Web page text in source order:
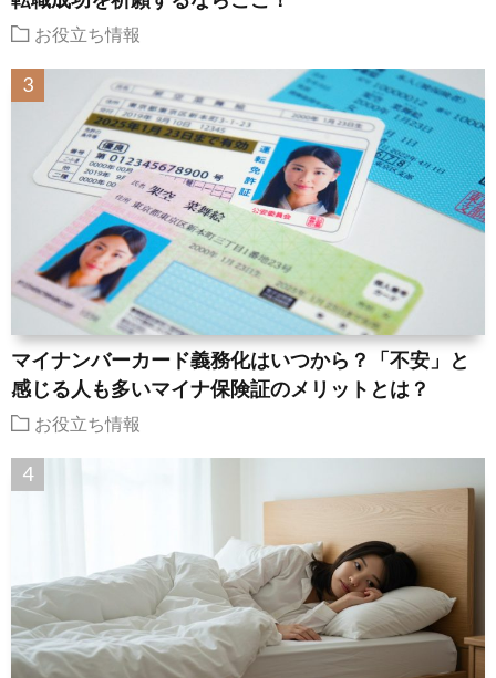
お役立ち情報
マイナンバーカード義務化はいつから？「不安」と
感じる人も多いマイナ保険証のメリットとは？
お役立ち情報